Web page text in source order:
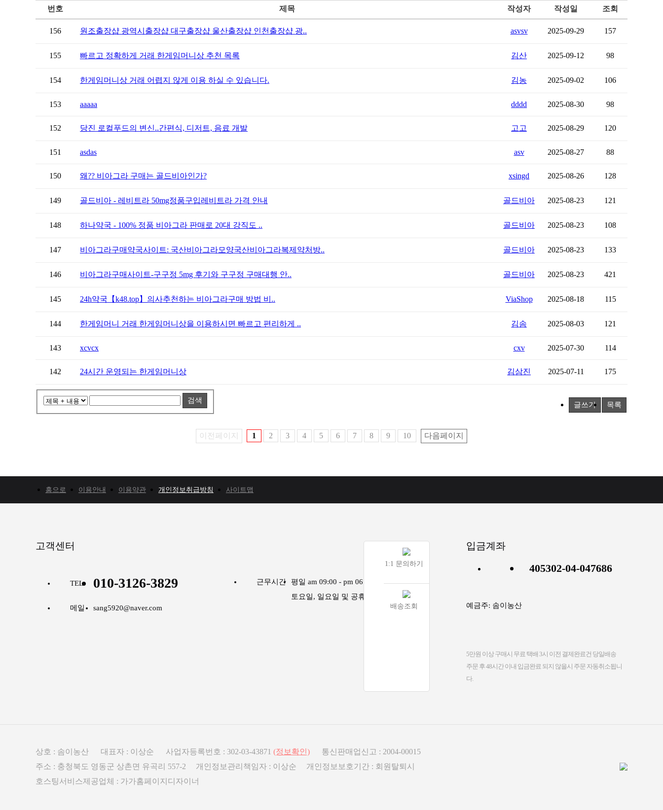
번호 제목 작성자 작성일 조회
156 원조출장샵 광역시출장샵 대구출장샵 울산출장샵 인천출장샵 광.. asvsv 2025-09-29 157
155 빠르고 정확하게 거래 한게임머니상 추천 목록 김산 2025-09-12 98
154 한게임머니상 거래 어렵지 않게 이용 하실 수 있습니다. 김농 2025-09-02 106
153 aaaaa dddd 2025-08-30 98
152 당진 로컬푸드의 변신..간편식, 디저트, 음료 개발 고고 2025-08-29 120
151 asdas asv 2025-08-27 88
150 왜?? 비아그라 구매는 골드비아인가? xsingd 2025-08-26 128
149 골드비아 - 레비트라 50mg정품구입레비트라 가격 안내 골드비아 2025-08-23 121
148 하나약국 - 100% 정품 비아그라 판매로 20대 강직도 .. 골드비아 2025-08-23 108
147 비아그라구매약국사이트: 국산비아그라모양국산비아그라복제약처방.. 골드비아 2025-08-23 133
146 비아그라구매사이트-구구정 5mg 후기와 구구정 구매대행 안.. 골드비아 2025-08-23 421
145 24h약국【k48.tоp】의사추천하는 비아그라구매 방법 비.. ViaShop 2025-08-18 115
144 한게임머니 거래 한게임머니상을 이용하시면 빠르고 편리하게 .. 김솜 2025-08-03 121
143 xcvcx cxv 2025-07-30 114
142 24시간 운영되는 한게임머니상 김삼진 2025-07-11 175
검색
글쓰기 목록
이전페이지 1 2 3 4 5 6 7 8 9 10 다음페이지
홈으로 이용안내 이용약관 개인정보취급방침 사이트맵
고객센터
TEL 010-3126-3829
메일 sang5920@naver.com
근무시간
평일 am 09:00 - pm 06:00
토요일, 일요일 및 공휴일은 휴무
1:1 문의하기
배송조회
입금계좌
405302-04-047686
예금주: 솜이농산
5만원 이상 구매시 무료 택배 3시 이전 결제완료건 당일배송
다.
상호 : 솜이농산 대표자 : 이상순 사업자등록번호 : 302-03-43871 (정보확인) 통신판매업신고 : 2004-00015
주소 : 충청북도 영동군 상촌면 유곡리 557-2 개인정보관리책임자 : 이상순 개인정보보호기간 : 회원탈퇴시
호스팅서비스제공업체 : 가가홈페이지디자이너